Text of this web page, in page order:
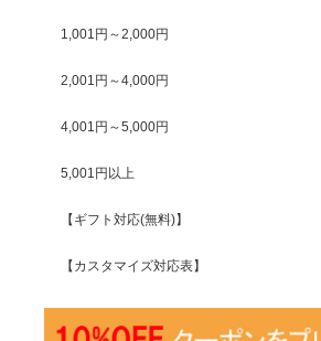
1,001円～2,000円
2,001円～4,000円
4,001円～5,000円
5,001円以上
【ギフト対応(無料)】
【カスタマイズ対応表】